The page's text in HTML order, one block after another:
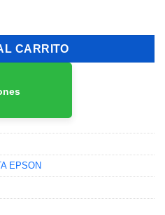
Extra Alta Capacidad
CARRITO
EPSON